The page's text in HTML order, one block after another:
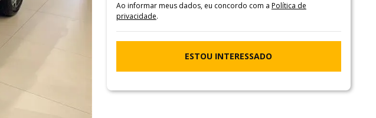
Ao informar meus dados, eu concordo com a Política de
privacidade.
ESTOU INTERESSADO